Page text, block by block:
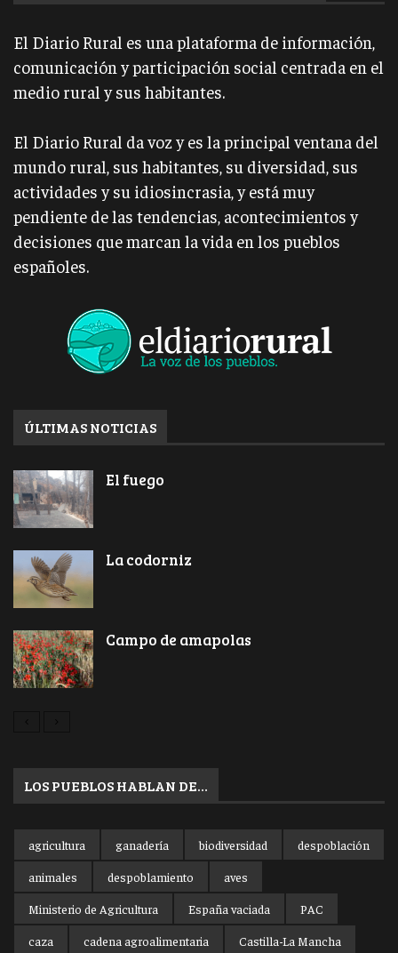
El Diario Rural es una plataforma de información,
comunicación y participación social centrada en el
medio rural y sus habitantes.
El Diario Rural da voz y es la principal ventana del
mundo rural, sus habitantes, su diversidad, sus
actividades y su idiosincrasia, y está muy
pendiente de las tendencias, acontecimientos y
decisiones que marcan la vida en los pueblos
españoles.
ÚLTIMAS NOTICIAS
El fuego
La codorniz
Campo de amapolas
LOS PUEBLOS HABLAN DE…
agricultura ganadería biodiversidad
despoblación
animales
despoblamiento
aves
Ministerio de Agricultura
España vaciada
PAC
caza
cadena agroalimentaria Castilla-La Mancha